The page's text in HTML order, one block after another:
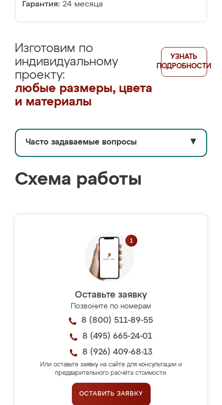
Гарантия: 24 месяца
Изготовим по
индивидуальному
проекту:
любые размеры, цвета
и материалы
УЗНАТЬ
ПОДРОБНОСТИ
Часто задаваемые вопросы ▼
Схема работы
Оставьте заявку
Позвоните по номерам
8 (800) 511-89-55
8 (495) 665-24-01
8 (926) 409-68-13
Или оставьте заявку на сайте для консультации и
предварительного расчёта стоимости.
ОСТАВИТЬ ЗАЯВКУ